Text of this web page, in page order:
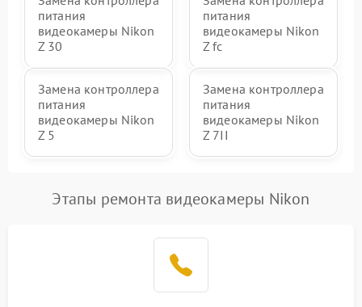
питания
видеокамеры Nikon
Z 30
питания
видеокамеры Nikon
Z fc
Замена контроллера
питания
видеокамеры Nikon
Z 5
Замена контроллера
питания
видеокамеры Nikon
Z 7II
Этапы ремонта видеокамеры Nikon